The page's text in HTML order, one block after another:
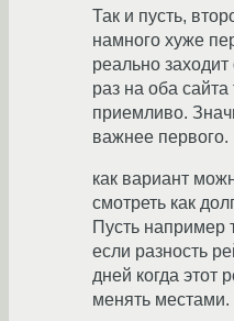
Так и пусть,
намного хуже
реально
раз на оба сайта
приемливо.
важнее первого.
как вариант
смотреть как
Пусть например
если разность
дней когда этот
менять местами.